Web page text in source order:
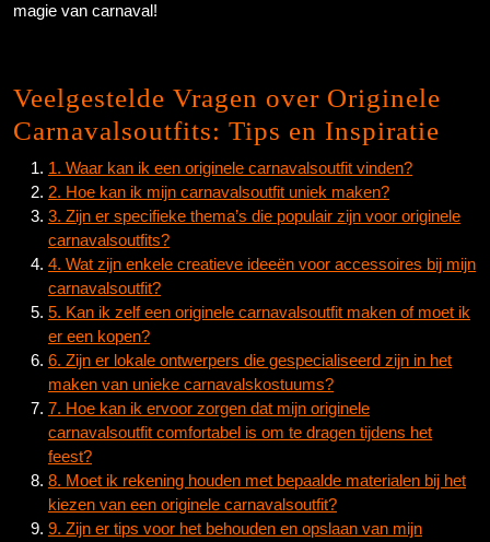
magie van carnaval!
Veelgestelde Vragen over Originele
Carnavalsoutfits: Tips en Inspiratie
1. Waar kan ik een originele carnavalsoutfit vinden?
2. Hoe kan ik mijn carnavalsoutfit uniek maken?
3. Zijn er specifieke thema’s die populair zijn voor originele
carnavalsoutfits?
4. Wat zijn enkele creatieve ideeën voor accessoires bij mijn
carnavalsoutfit?
5. Kan ik zelf een originele carnavalsoutfit maken of moet ik
er een kopen?
6. Zijn er lokale ontwerpers die gespecialiseerd zijn in het
maken van unieke carnavalskostuums?
7. Hoe kan ik ervoor zorgen dat mijn originele
carnavalsoutfit comfortabel is om te dragen tijdens het
feest?
8. Moet ik rekening houden met bepaalde materialen bij het
kiezen van een originele carnavalsoutfit?
9. Zijn er tips voor het behouden en opslaan van mijn